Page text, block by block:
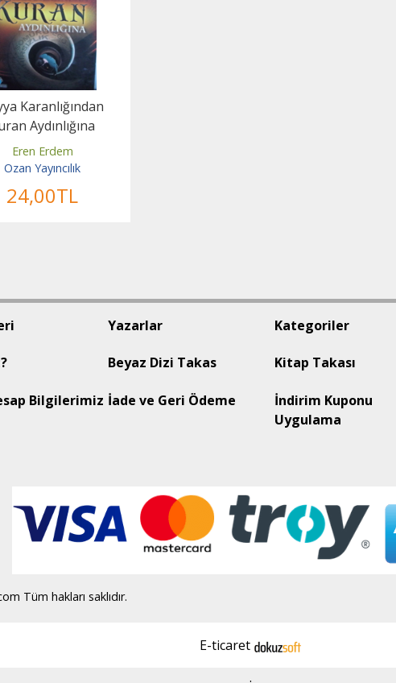
Karanlığından
Aydınlığına
Eren Erdem
Ozan Yayıncılık
24,00TL
Yazarlar Kategoriler
Beyaz Dizi Takas Kitap Takası
Bilgilerimiz İade ve Geri Ödeme
İndirim Kuponu
Uygulama
Tüm hakları saklıdır.
E-ticaret
.